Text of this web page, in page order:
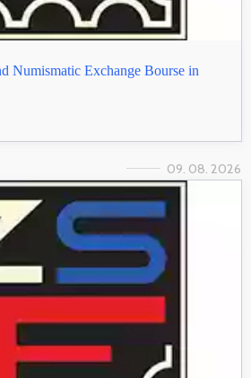
Numismatic Exchange Bourse in
09. 08. 2026